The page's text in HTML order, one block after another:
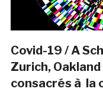
Covid-19 / A
Zurich,
consacrés à la